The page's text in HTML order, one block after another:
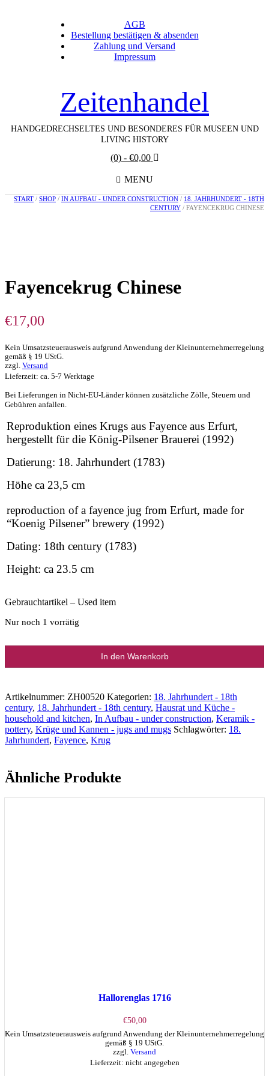
AGB
Bestellung bestätigen & absenden
Zahlung und Versand
Impressum
Zeitenhandel
HANDGEDRECHSELTES UND BESONDERES FÜR MUSEEN UND
LIVING HISTORY
(0)- €0,00
MENU
START / SHOP / IN AUFBAU - UNDER CONSTRUCTION / 18. JAHRHUNDERT - 18TH
CENTURY / FAYENCEKRUG CHINESE
Fayencekrug Chinese
€17,00
Kein Umsatzsteuerausweis aufgrund Anwendung der Kleinunternehmerregelung
gemäß § 19 UStG.
zzgl. Versand
Lieferzeit: ca. 5-7 Werktage
Bei Lieferungen in Nicht-EU-Länder können zusätzliche Zölle, Steuern und
Gebühren anfallen.
Reproduktion eines Krugs aus Fayence aus Erfurt,
hergestellt für die König-Pilsener Brauerei (1992)
Datierung: 18. Jahrhundert (1783)
Höhe ca 23,5 cm
reproduction of a fayence jug from Erfurt, made for
“Koenig Pilsener” brewery (1992)
Dating: 18th century (1783)
Height: ca 23.5 cm
Gebrauchtartikel – Used item
Nur noch 1 vorrätig
In den Warenkorb
Artikelnummer: ZH00520 Kategorien: 18. Jahrhundert - 18th
century, 18. Jahrhundert - 18th century, Hausrat und Küche -
household and kitchen, In Aufbau - under construction, Keramik -
pottery, Krüge und Kannen - jugs and mugs Schlagwörter: 18.
Jahrhundert, Fayence, Krug
Ähnliche Produkte
Hallorenglas 1716
€50,00
Kein Umsatzsteuerausweis aufgrund Anwendung der Kleinunternehmerregelung
gemäß § 19 UStG.
zzgl. Versand
Lieferzeit: nicht angegeben